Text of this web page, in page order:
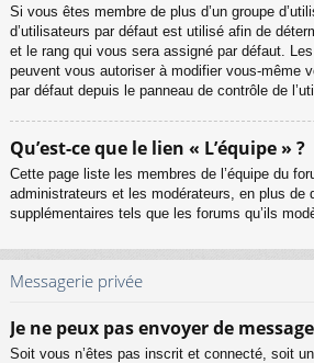
Si vous êtes membre de plus d’un groupe
d’utilisateurs par défaut est utilisé afin de
et le rang qui vous sera assigné par défaut.
peuvent vous autoriser à modifier vous-même
par défaut depuis le panneau de contrôle de
Qu’est-ce que le lien « L’équipe » ?
Cette page liste les membres de l’équipe du
administrateurs et les modérateurs, en plus de
supplémentaires tels que les forums qu’ils
Messagerie privée
Je ne peux pas envoyer de
Soit vous n’êtes pas inscrit et connecté, soit